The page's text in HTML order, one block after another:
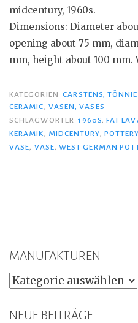
midcentury, 1960s.
Dimensions: Diameter
opening about 75 mm,
mm, height about 100 mm.
KATEGORIEN CARSTENS,
CERAMIC, VASEN, VASES
SCHLAGWÖRTER 1960S, FAT
KERAMIK, MIDCENTURY,
VASE, VASE, WEST GERMAN
MANUFAKTUREN
MANUFAKTUREN
NEUE BEITRÄGE